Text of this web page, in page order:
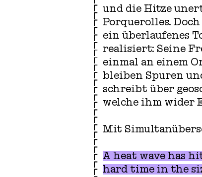
und die Hitze
Porquerolles.
ein überlaufenes
realisiert: Seine
einmal an einem
bleiben Spuren
schreibt über
welche ihm wider
Mit
A heat wave has
hard time in the